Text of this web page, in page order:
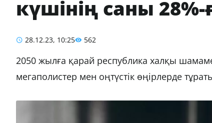
күшінің саны
28.12.23, 10:25 562
2050 жылға қарай республика халқы
мегаполистер мен оңтүстік өңірлерде